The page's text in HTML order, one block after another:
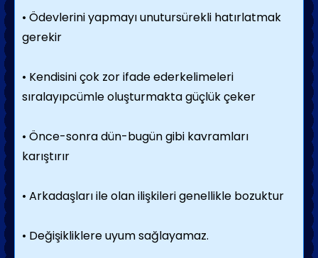
• Ödevlerini yapmayı unutursürekli hatırlatmak
gerekir
• Kendisini çok zor ifade ederkelimeleri
sıralayıpcümle oluşturmakta güçlük çeker
• Önce-sonra dün-bugün gibi kavramları
karıştırır
• Arkadaşları ile olan ilişkileri genellikle bozuktur
• Değişikliklere uyum sağlayamaz.